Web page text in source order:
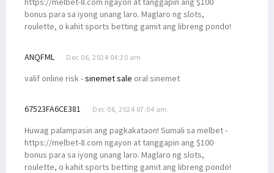
bonus para sa iyong unang laro. Maglaro ng slots,
roulette, o kahit sports betting gamit ang libreng pondo!
ANQFML Dec 06, 2024 04:20 am
valif online risk -sinemet sale oral sinemet
67523FA6CE381 Dec 06, 2024 07:04 am
Huwag palampasin ang pagkakataon! Sumali sa melbet -
https://melbet-8.com ngayon at tanggapin ang $100
bonus para sa iyong unang laro. Maglaro ng slots,
roulette, o kahit sports betting gamit ang libreng pondo!